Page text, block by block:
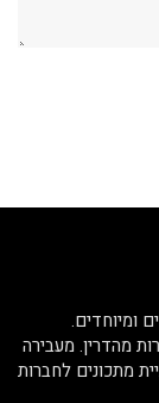
ומיוחדים.
מהדרין. מעבירה
מתכונים לחברות